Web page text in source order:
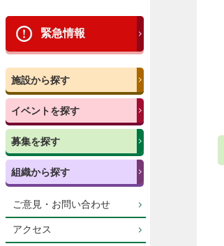
緊急情報
施設から探す
イベントを探す
募集を探す
組織から探す
ご意見・お問い合わせ
アクセス